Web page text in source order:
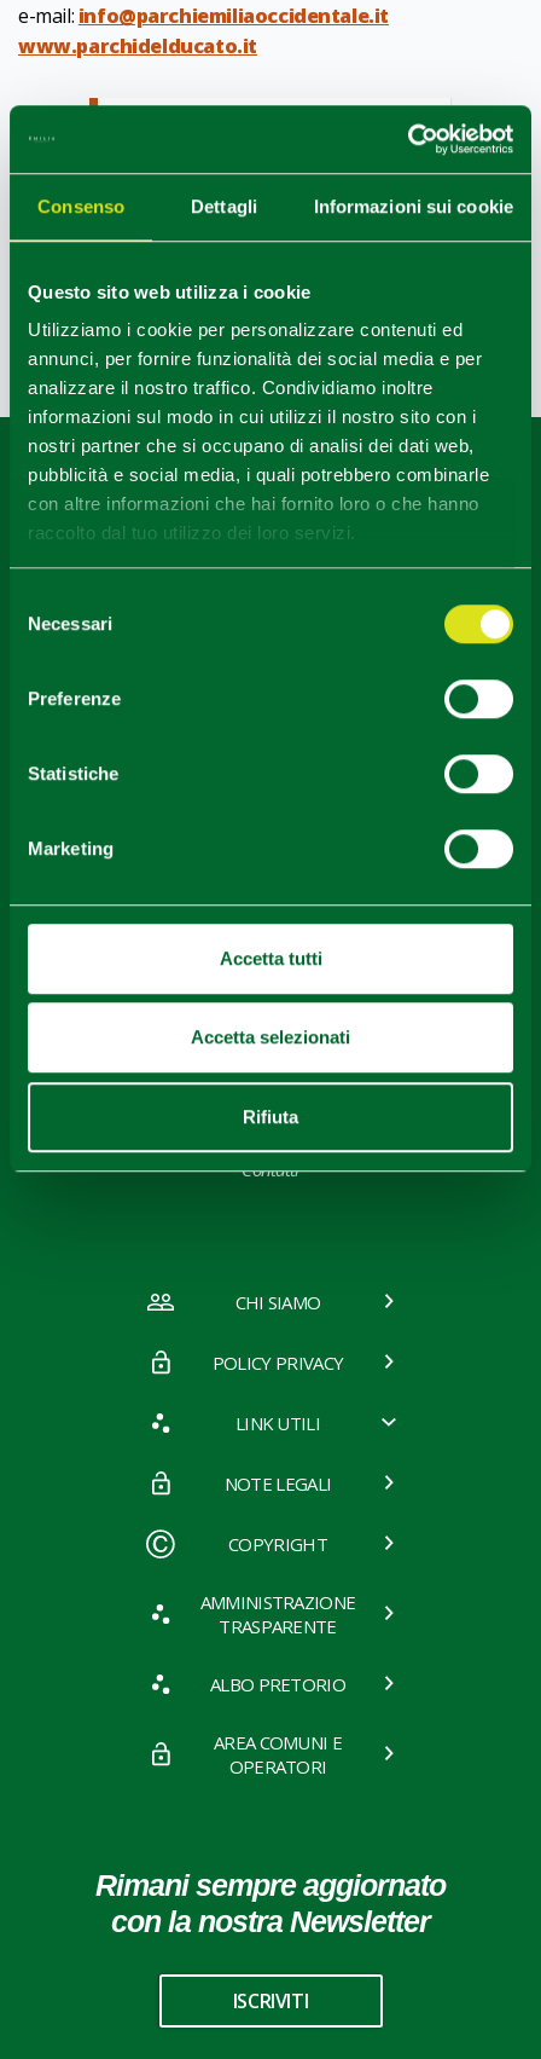
Consenso Dettagli Informazioni sui cookie
Questo sito web utilizza i cookie
Utilizziamo i cookie per personalizzare contenuti ed
annunci, per fornire funzionalità dei social media e per
analizzare il nostro traffico. Condividiamo inoltre
informazioni sul modo in cui utilizzi il nostro sito con i
nostri partner che si occupano di analisi dei dati web,
pubblicità e social media, i quali potrebbero combinarle
con altre informazioni che hai fornito loro o che hanno
raccolto dal tuo utilizzo dei loro servizi.
delNecessari
Preferenze
Statistiche
Marketing
Accetta tutti
Accetta selezionati
Rifiuta
e-mail: info@parchiemiliaoccidentale.it
www.parchidelducato.it
Amici/Solo,Coppia
Ultimo aggiornamento 17/08/2022
Contenuti di proprietà di Destinazione Turistica Emilia
rilasciati sotto Licenza CC-BY
Area Stampa
Galleria Fotografica
Contatti
CHI SIAMO
POLICY PRIVACY
LINK UTILI
NOTE LEGALI
COPYRIGHT
AMMINISTRAZIONE
TRASPARENTE
ALBO PRETORIO
AREA COMUNI E
OPERATORI
Rimani sempre aggiornato
con la nostra Newsletter
ISCRIVITI